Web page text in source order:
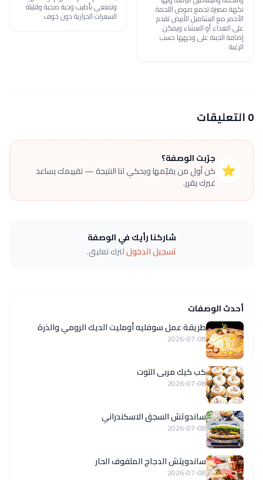
نكهة مميزة تجمع صوص اللحمة
الأحمر مع البشاميل الأبيض تقدم
على الغداء أو العشاء ويمكن
إضافة الجبنة على وجهها حسب
الرغبة .
وتمتعي بأطيب وجبة صحية وقليلة
السعرات الحرارية دون خوف
0 التعليقات
⭐
جرّبت الوصفة؟
كن أول من يقيّمها ويحكي لنا النتيجة — تقييمك يساعد
غيرك يقرر.
شاركنا رأيك في الوصفة
تسجيل الدخوللترك تعليق.
أحدث الوصفات
طريقة عمل سوفليه أومليت الديك الرومي والذرة
2026-07-08
كب كيك مربى التوت
2026-07-08
ساندوتش السجق الاسكندراني
2026-07-08
ساندويتش الدجاج الملفوف الحار
2026-07-08